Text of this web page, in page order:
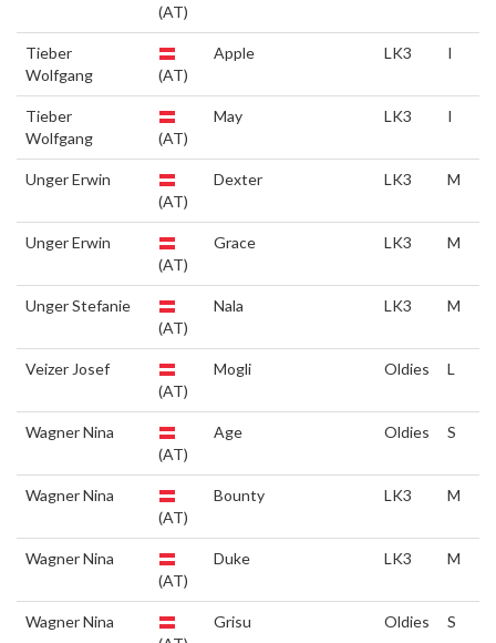
(AT)
Tieber
Wolfgang
(AT)
Apple LK3 I
Tieber
Wolfgang
(AT)
May LK3 I
Unger Erwin
(AT)
Dexter LK3 M
Unger Erwin
(AT)
Grace LK3 M
Unger Stefanie
(AT)
Nala LK3 M
Veizer Josef
(AT)
Mogli Oldies L
Wagner Nina
(AT)
Age Oldies S
Wagner Nina
(AT)
Bounty LK3 M
Wagner Nina
(AT)
Duke LK3 M
Wagner Nina
Grisu Oldies S